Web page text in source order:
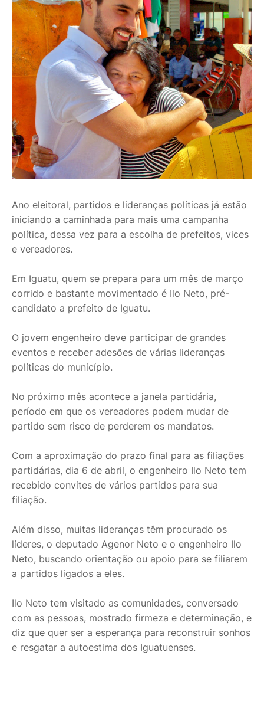
Ano eleitoral, partidos e lideranças políticas já estão
iniciando a caminhada para mais uma campanha
política, dessa vez para a escolha de prefeitos, vices
e vereadores.
Em Iguatu, quem se prepara para um mês de março
corrido e bastante movimentado é Ilo Neto, pré-
candidato a prefeito de Iguatu.
O jovem engenheiro deve participar de grandes
eventos e receber adesões de várias lideranças
políticas do município.
No próximo mês acontece a janela partidária,
período em que os vereadores podem mudar de
partido sem risco de perderem os mandatos.
Com a aproximação do prazo final para as filiações
partidárias, dia 6 de abril, o engenheiro Ilo Neto tem
recebido convites de vários partidos para sua
filiação.
Além disso, muitas lideranças têm procurado os
líderes, o deputado Agenor Neto e o engenheiro Ilo
Neto, buscando orientação ou apoio para se filiarem
a partidos ligados a eles.
Ilo Neto tem visitado as comunidades, conversado
com as pessoas, mostrado firmeza e determinação, e
diz que quer ser a esperança para reconstruir sonhos
e resgatar a autoestima dos Iguatuenses.